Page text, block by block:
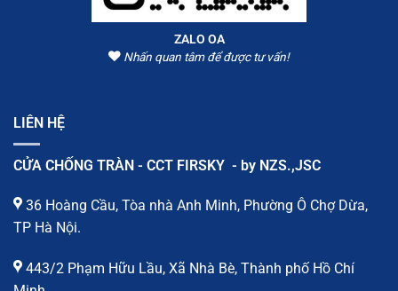
ZALO OA
Nhấn quan tâm để được tư vấn!
LIÊN HỆ
CỬA CHỐNG TRÀN - CCT FIRSKY - by NZS.,JSC
36 Hoàng Cầu, Tòa nhà Anh Minh, Phường Ô Chợ Dừa,
TP Hà Nội.
443/2 Phạm Hữu Lầu, Xã Nhà Bè, Thành phố Hồ Chí